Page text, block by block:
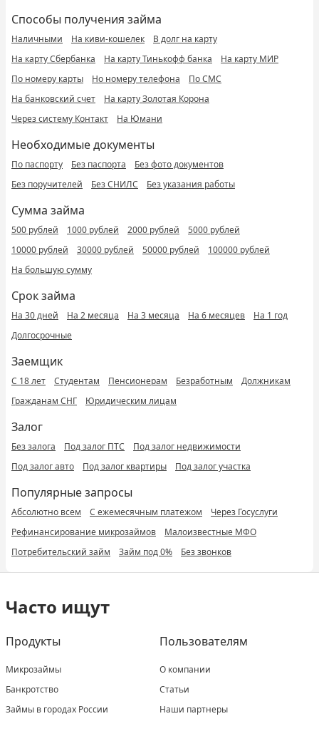
Способы получения займа
Наличными На киви-кошелек
В долг на карту
На карту Сбербанка
На карту Тинькофф банка
На карту МИР
По номеру карты
Но номеру телефона
По СМС
На банковский счет
На карту Золотая Корона
Через систему Контакт
На Юмани
Необходимые документы
По паспорту Без паспорта
Без фото документов
Без поручителей
Без СНИЛС Без указания работы
Сумма займа
500 рублей 1000 рублей 2000 рублей
5000 рублей
10000 рублей
30000 рублей 50000 рублей
100000 рублей
На большую сумму
Срок займа
На 30 дней На 2 месяца На 3 месяца На 6 месяцев
На 1 год
Долгосрочные
Заемщик
С 18 лет Студентам Пенсионерам Безработным
Должникам
Гражданам СНГ
Юридическим лицам
Залог
Без залога Под залог ПТС
Под залог недвижимости
Под залог авто
Под залог квартиры Под залог участка
Популярные запросы
Абсолютно всем С ежемесячным платежом
Через Госуслуги
Рефинансирование микрозаймов
Малоизвестные МФО
Потребительский займ
Займ под 0% Без звонков
Часто ищут
Продукты
Микрозаймы
Банкротство
Займы в городах России
Пользователям
О компании
Статьи
Наши партнеры